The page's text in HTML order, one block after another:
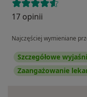
17 opinii
Najczęściej wymieniane
Szczegółowe
Zaangażowanie